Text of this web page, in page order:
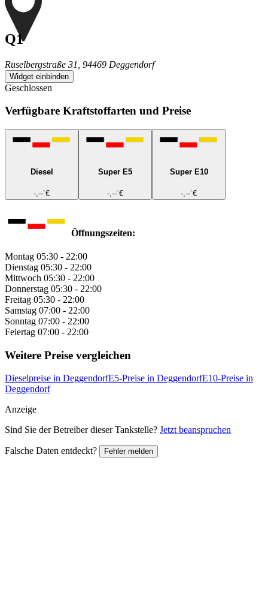
Q1
Ruselbergstraße 31, 94469 Deggendorf
Widget einbinden
Geschlossen
Verfügbare Kraftstoffarten und Preise
Diesel
-,---€
Super E5
-,---€
Super E10
-,---€
Öffnungszeiten:
Montag 05:30 - 22:00
Dienstag 05:30 - 22:00
Mittwoch 05:30 - 22:00
Donnerstag 05:30 - 22:00
Freitag 05:30 - 22:00
Samstag 07:00 - 22:00
Sonntag 07:00 - 22:00
Feiertag 07:00 - 22:00
Weitere Preise vergleichen
Dieselpreise in DeggendorfE5-Preise in DeggendorfE10-Preise in
Deggendorf
Anzeige
Sind Sie der Betreiber dieser Tankstelle? Jetzt beanspruchen
Falsche Daten entdeckt? Fehler melden